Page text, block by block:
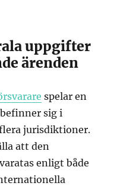
uppgifter
ärenden
spelar en
sig i
jurisdiktioner.
att den
enligt både